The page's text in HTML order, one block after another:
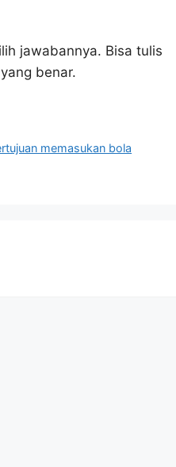
jawabannya. Bisa tulis
benar.
memasukan bola